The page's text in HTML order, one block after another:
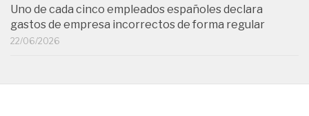
Uno de cada cinco empleados españoles declara
gastos de empresa incorrectos de forma regular
22/06/2026